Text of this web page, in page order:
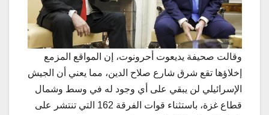
وقالت صحيفة يديعوت أحرونوت، إن المواقع المزمع
إخلاؤها تقع شرق شارع صلاح الدين، مما يعني أن الجيش
الإسرائيلي لن يبقي على أي وجود له في وسط وشمال
قطاع غزة، باستثناء قوات الفرقة 162 التي تنتشر على